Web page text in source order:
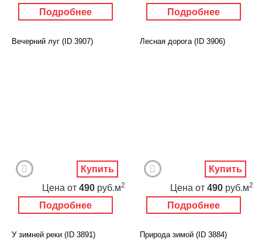
Подробнее Подробнее
Вечерний луг (ID 3907)
Подробнее
Цена от 490 руб.м2
Купить
Лесная дорога (ID 3906)
Подробнее
Цена от 490 руб.м2
Купить
У зимней реки (ID 3891) Природа зимой (ID 3884)